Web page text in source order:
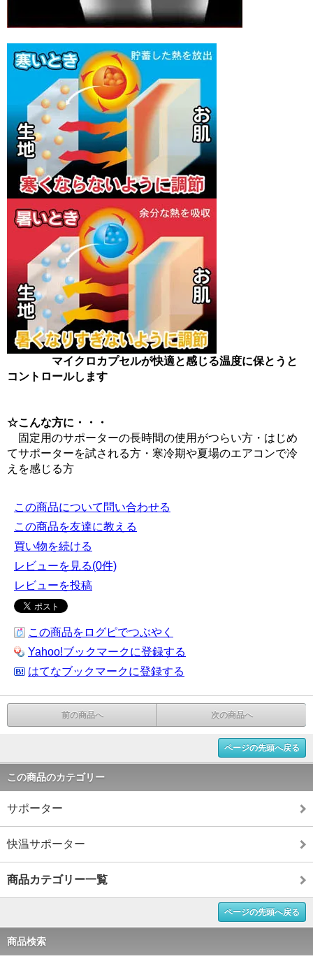
マイクロカプセルが快適と感じる温度に保とうと
コントロールします
☆こんな方に・・・
固定用のサポーターの長時間の使用がつらい方・はじめ
てサポーターを試される方・寒冷期や夏場のエアコンで冷
えを感じる方
この商品について問い合わせる
この商品を友達に教える
買い物を続ける
レビューを見る(0件)
レビューを投稿
この商品をログピでつぶやく
Yahoo!ブックマークに登録する
はてなブックマークに登録する
前の商品へ 次の商品へ
ページの先頭へ戻る
この商品のカテゴリー
サポーター
快温サポーター
商品カテゴリー一覧
ページの先頭へ戻る
商品検索